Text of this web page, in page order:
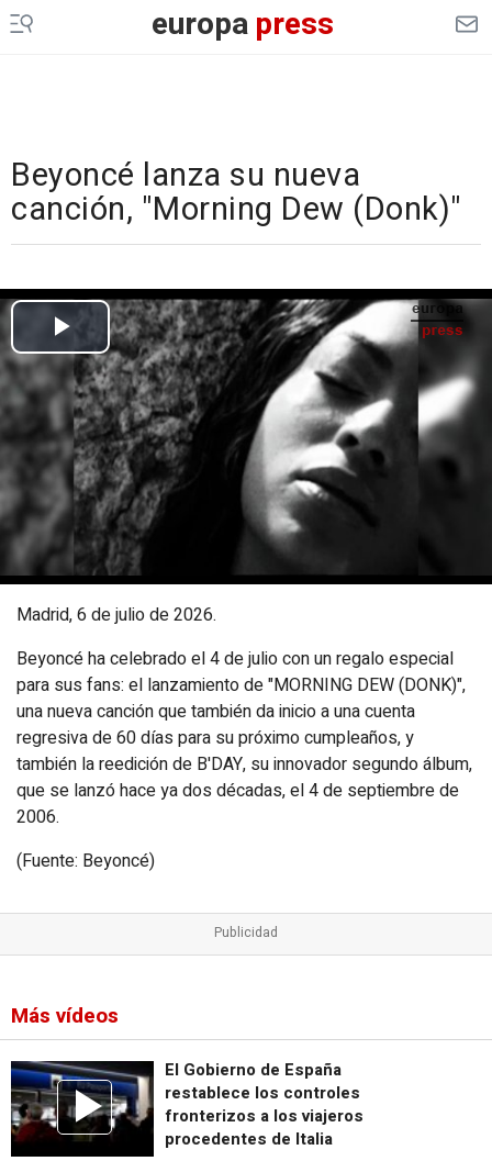
europapress
Beyoncé lanza su nueva
canción, "Morning Dew (Donk)"
Madrid, 6 de julio de 2026.
Beyoncé ha celebrado el 4 de julio con un regalo especial
para sus fans: el lanzamiento de "MORNING DEW (DONK)",
una nueva canción que también da inicio a una cuenta
regresiva de 60 días para su próximo cumpleaños, y
también la reedición de B'DAY, su innovador segundo álbum,
que se lanzó hace ya dos décadas, el 4 de septiembre de
2006.
(Fuente: Beyoncé)
Más vídeos
El Gobierno de España
restablece los controles
fronterizos a los viajeros
procedentes de Italia